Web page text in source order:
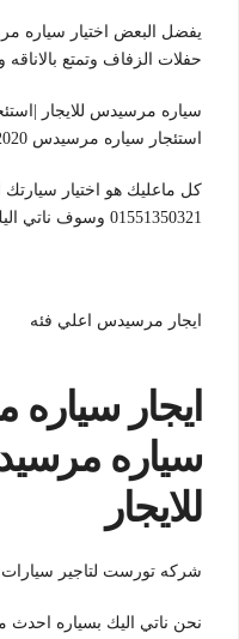
يفضل البعض اختيار سياره
حفلات الزفاف وتمتع بالاناقه
سياره مرسيدس للايجار
استئجار سياره مرسيدس 2020
كل ماعليك هو اختيار سيارتك
01551350321 وسوف ناتي اليك اينما تكون
ايجار مرسيدس اعلي فئه
ايجار
سياره
للايجار
شركه تورست لتاجير
نحن ناتي اليك بسياره